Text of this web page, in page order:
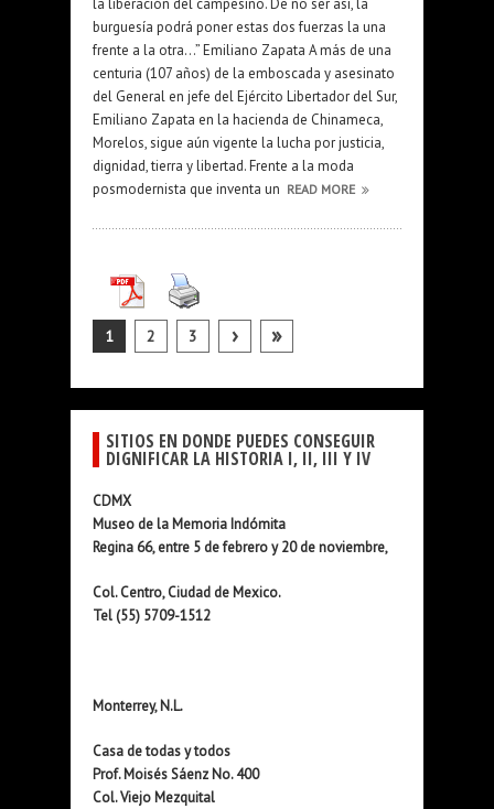
la liberación del campesino. De no ser así, la
burguesía podrá poner estas dos fuerzas la una
frente a la otra…” Emiliano Zapata A más de una
centuria (107 años) de la emboscada y asesinato
del General en jefe del Ejército Libertador del Sur,
Emiliano Zapata en la hacienda de Chinameca,
Morelos, sigue aún vigente la lucha por justicia,
dignidad, tierra y libertad. Frente a la moda
posmodernista que inventa un READ MORE
1 2 3 › »
SITIOS EN DONDE PUEDES CONSEGUIR
DIGNIFICAR LA HISTORIA I, II, III Y IV
CDMX
Museo de la Memoria Indómita
Regina 66, entre 5 de febrero y 20 de noviembre,
Col. Centro, Ciudad de Mexico.
Tel (55) 5709-1512
Monterrey, N.L.
Casa de todas y todos
Prof. Moisés Sáenz No. 400
Col. Viejo Mezquital